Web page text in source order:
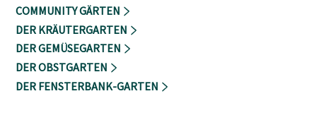
COMMUNITY GÄRTEN
DER KRÄUTERGARTEN
DER GEMÜSEGARTEN
DER OBSTGARTEN
DER FENSTERBANK-GARTEN